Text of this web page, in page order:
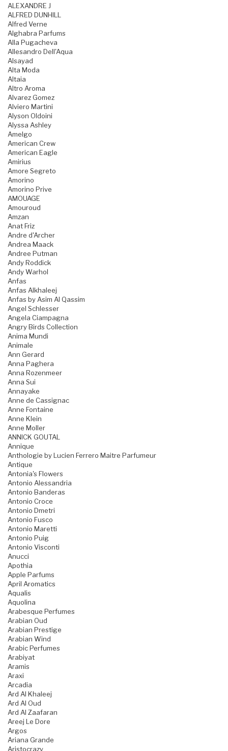
ALEXANDRE J
ALFRED DUNHILL
Alfred Verne
Alghabra Parfums
Alla Pugacheva
Allesandro Dell'Aqua
Alsayad
Alta Moda
Altaia
Altro Aroma
Alvarez Gomez
Alviero Martini
Alyson Oldoini
Alyssa Ashley
Amelgo
American Crew
American Eagle
Amirius
Amore Segreto
Amorino
Amorino Prive
AMOUAGE
Amouroud
Amzan
Anat Friz
Andre d'Archer
Andrea Maack
Andree Putman
Andy Roddick
Andy Warhol
Anfas
Anfas Alkhaleej
Anfas by Asim Al Qassim
Angel Schlesser
Angela Ciampagna
Angry Birds Collection
Anima Mundi
Animale
Ann Gerard
Anna Paghera
Anna Rozenmeer
Anna Sui
Annayake
Anne de Cassignac
Anne Fontaine
Anne Klein
Anne Moller
ANNICK GOUTAL
Annique
Anthologie by Lucien Ferrero Maitre Parfumeur
Antique
Antonia's Flowers
Antonio Alessandria
Antonio Banderas
Antonio Croce
Antonio Dmetri
Antonio Fusco
Antonio Maretti
Antonio Puig
Antonio Visconti
Anucci
Apothia
Apple Parfums
April Aromatics
Aqualis
Aquolina
Arabesque Perfumes
Arabian Oud
Arabian Prestige
Arabian Wind
Arabic Perfumes
Arabiyat
Aramis
Araxi
Arcadia
Ard Al Khaleej
Ard Al Oud
Ard Al Zaafaran
Areej Le Dore
Argos
Ariana Grande
Aristocrazy